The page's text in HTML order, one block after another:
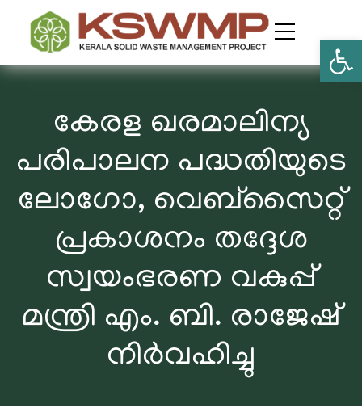
കേരള ഖരമാലിന്യ
പരിപാലന പദ്ധതിയുടെ
ലോഗോ, വെബ്സൈറ്റ്
പ്രകാശനം തദ്ദേശ
സ്വയംഭരണ വകുപ്പ്
മന്ത്രി എം. ബി. രാജേഷ്
നിർവഹിച്ചു